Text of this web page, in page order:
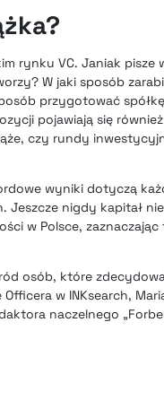
rynku VC. Janiak pisze
W jaki sposób
przygotować
pojawiają się
czy rundy
wyniki dotyczą
nigdy kapitał
w Polsce,
osób, które
w INKsearch,
naczelnego